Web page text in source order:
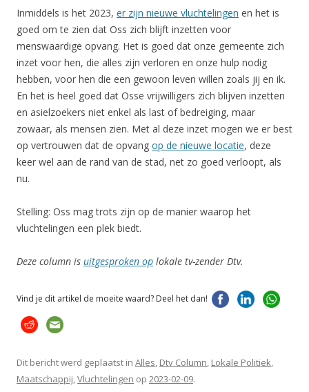
Inmiddels is het 2023, er zijn nieuwe vluchtelingen en het is
goed om te zien dat Oss zich blijft inzetten voor
menswaardige opvang. Het is goed dat onze gemeente zich
inzet voor hen, die alles zijn verloren en onze hulp nodig
hebben, voor hen die een gewoon leven willen zoals jij en ik.
En het is heel goed dat Osse vrijwilligers zich blijven inzetten
en asielzoekers niet enkel als last of bedreiging, maar
zowaar, als mensen zien. Met al deze inzet mogen we er best
op vertrouwen dat de opvang op de nieuwe locatie, deze
keer wel aan de rand van de stad, net zo goed verloopt, als
nu.
Stelling: Oss mag trots zijn op de manier waarop het
vluchtelingen een plek biedt.
Deze column is uitgesproken op lokale tv-zender Dtv.
Vind je dit artikel de moeite waard? Deel het dan!
Dit bericht werd geplaatst in Alles, Dtv Column, Lokale Politiek,
Maatschappij,Vluchtelingen op 2023-02-09.